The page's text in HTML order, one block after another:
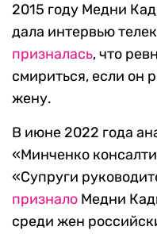
2015 году Медни
дала интервью
призналась, что
смириться, если он
жену.
В июне 2022 года
«Минченко
«Супруги
признало Медни
среди жен